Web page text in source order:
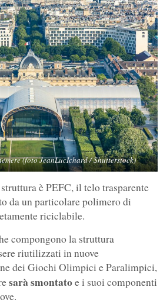
(foto JeanLucIchard / Shutterstock)
è PEFC, il telo trasparente
da un particolare polimero di
riciclabile.
compongono la struttura
riutilizzati in nuove
dei Giochi Olimpici e Paralimpici,
sarà smontatoe i suoi componenti